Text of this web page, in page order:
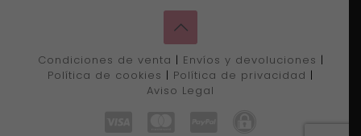
Condiciones de venta | Envíos y devoluciones |
Política de cookies | Política de privacidad |
Aviso Legal